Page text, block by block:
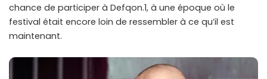
chance de participer à Defqon.1, à une époque où le
festival était encore loin de ressembler à ce qu’il est
maintenant.